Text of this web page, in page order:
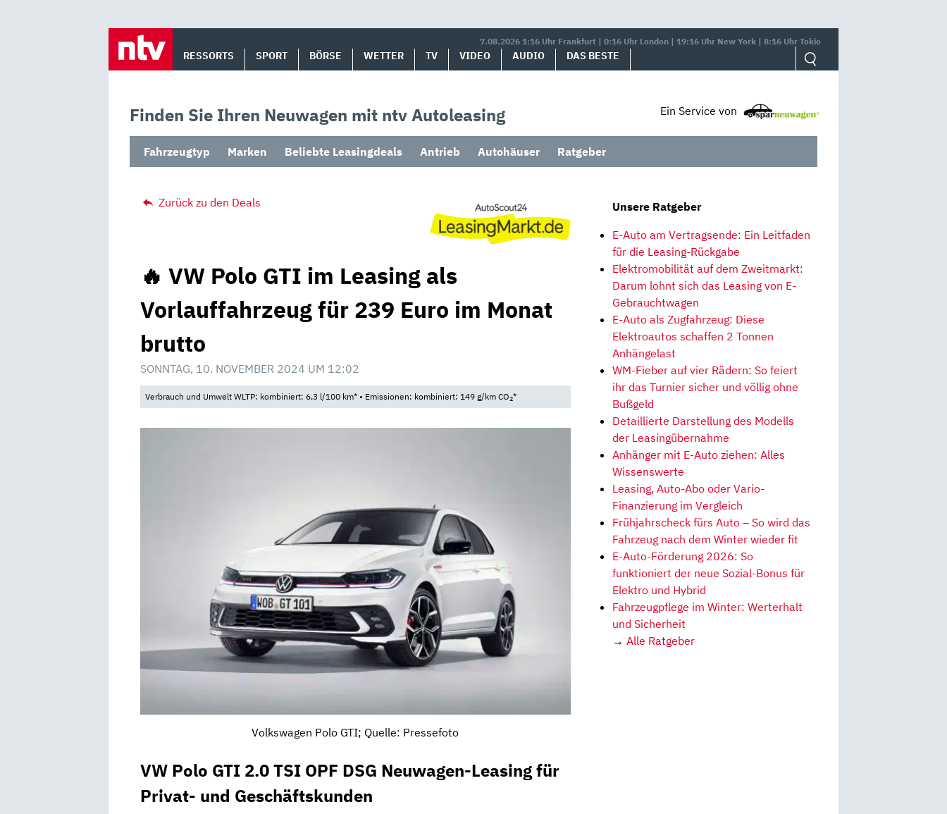
7.08.2026 1:16 Uhr Frankfurt | 0:16 Uhr London | 19:16 Uhr New York | 8:16 Uhr Tokio
RESSORTS SPORT BÖRSE WETTER TV VIDEO AUDIO DAS BESTE
Finden Sie Ihren Neuwagen mit ntv Autoleasing Ein Service von
Fahrzeugtyp Marken Beliebte Leasingdeals Antrieb Autohäuser Ratgeber
Zurück zu den Deals
🔥 VW Polo GTI im Leasing als
Vorlauffahrzeug für 239 Euro im Monat
brutto
SONNTAG, 10. NOVEMBER 2024 UM 12:02
Verbrauch und Umwelt WLTP: kombiniert: 6,3 l/100 km* • Emissionen: kombiniert: 149 g/km CO2*
Volkswagen Polo GTI; Quelle: Pressefoto
VW Polo GTI 2.0 TSI OPF DSG Neuwagen-Leasing für
Privat- und Geschäftskunden
Unsere Ratgeber
E-Auto am Vertragsende: Ein Leitfaden
für die Leasing-Rückgabe
Elektromobilität auf dem Zweitmarkt:
Darum lohnt sich das Leasing von E-
Gebrauchtwagen
E-Auto als Zugfahrzeug: Diese
Elektroautos schaffen 2 Tonnen
Anhängelast
WM-Fieber auf vier Rädern: So feiert
ihr das Turnier sicher und völlig ohne
Bußgeld
Detaillierte Darstellung des Modells
der Leasingübernahme
Anhänger mit E-Auto ziehen: Alles
Wissenswerte
Leasing, Auto-Abo oder Vario-
Finanzierung im Vergleich
Frühjahrscheck fürs Auto – So wird das
Fahrzeug nach dem Winter wieder fit
E-Auto-Förderung 2026: So
funktioniert der neue Sozial-Bonus für
Elektro und Hybrid
Fahrzeugpflege im Winter: Werterhalt
und Sicherheit
→ Alle Ratgeber